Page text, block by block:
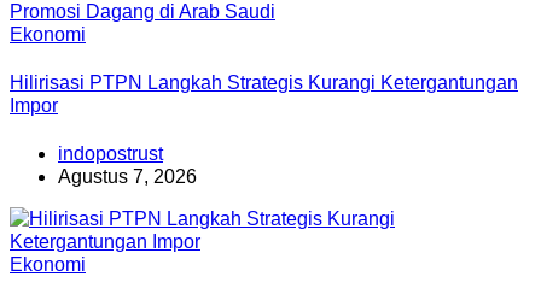
Ekonomi
Hilirisasi PTPN Langkah Strategis Kurangi Ketergantungan
Impor
indopostrust
Agustus 7, 2026
Ekonomi